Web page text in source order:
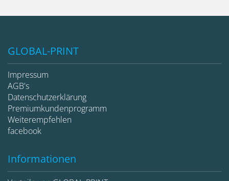
GLOBAL-PRINT
Impressum
AGB's
Datenschutzerklärung
Premiumkundenprogramm
Weiterempfehlen
facebook
Informationen